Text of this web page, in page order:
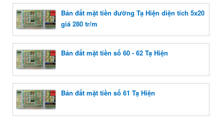
Bán đất mặt tiền đường Tạ Hiện diện tích 5x20
giá 280 tr/m
Bán đất mặt tiền số 60 - 62 Tạ Hiện
Bán đất mặt tiền số 61 Tạ Hiện